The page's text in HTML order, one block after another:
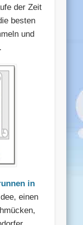
der Zeit
besten
und
in
einen